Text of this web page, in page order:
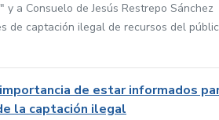
a Consuelo de Jesús Restrepo Sánchez
de captación ilegal de recursos del
de estar informados
la captación ilegal